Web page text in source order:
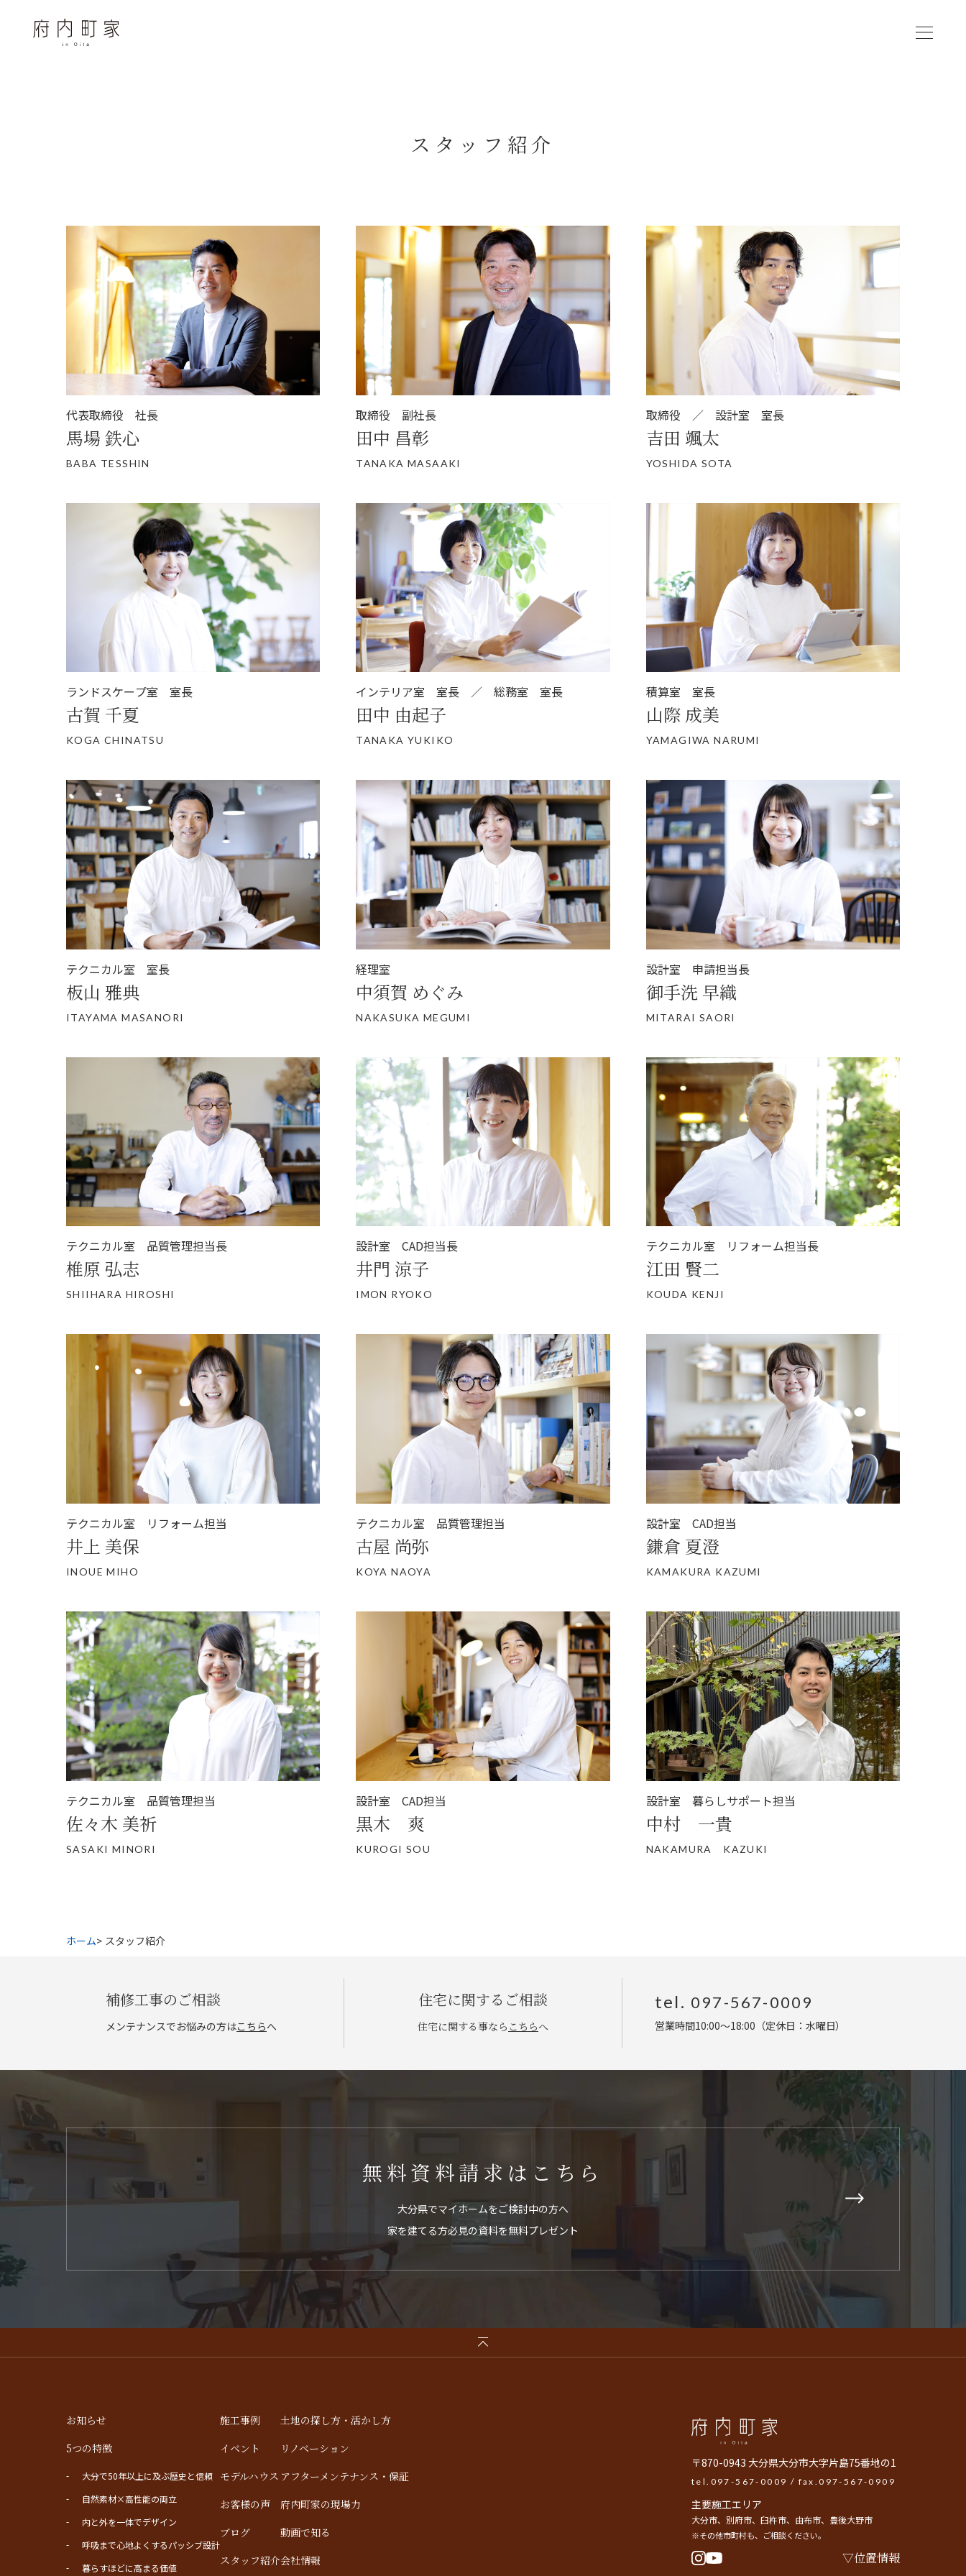
スタッフ紹介
代表取締役 社長
馬場 鉄心
BABA TESSHIN
取締役 副社長
田中 昌彰
TANAKA MASAAKI
取締役 ／ 設計室 室長
吉田 颯太
YOSHIDA SOTA
ランドスケープ室 室長
古賀 千夏
KOGA CHINATSU
インテリア室 室長 ／ 総務室 室長
田中 由起子
TANAKA YUKIKO
積算室 室長
山際 成美
YAMAGIWA NARUMI
テクニカル室 室長
板山 雅典
ITAYAMA MASANORI
経理室
中須賀 めぐみ
NAKASUKA MEGUMI
設計室 申請担当長
御手洗 早織
MITARAI SAORI
テクニカル室 品質管理担当長
椎原 弘志
SHIIHARA HIROSHI
設計室 CAD担当長
井門 涼子
IMON RYOKO
テクニカル室 リフォーム担当長
江田 賢二
KOUDA KENJI
テクニカル室 リフォーム担当
井上 美保
INOUE MIHO
テクニカル室 品質管理担当
古屋 尚弥
KOYA NAOYA
設計室 CAD担当
鎌倉 夏澄
KAMAKURA KAZUMI
テクニカル室 品質管理担当
佐々木 美祈
SASAKI MINORI
設計室 CAD担当
黒木 爽
KUROGI SOU
設計室 暮らしサポート担当
中村 一貴
NAKAMURA KAZUKI
ホーム スタッフ紹介
補修工事のご相談
メンテナンスでお悩みの方はこちらへ
住宅に関するご相談
住宅に関する事なら こちらへ
tel. 097-567-0009
営業時間10:00〜18:00（定休日：水曜日）
無料資料請求はこちら
大分県でマイホームをご検討中の方へ
家を建てる方必見の資料を無料プレゼント
お知らせ
5つの特徴
大分で50年以上に及ぶ歴史と信頼
自然素材×高性能の両立
内と外を一体でデザイン
呼吸まで心地よくするパッシブ設計
暮らすほどに高まる価値
施工事例
イベント
モデルハウス
お客様の声
ブログ
スタッフ紹介
土地の探し方・活かし方
リノベーション
アフターメンテナンス・保証
府内町家の現場力
動画で知る
会社情報
〒870-0943 大分県大分市大字片島75番地の1
tel. 097-567-0009 / fax.097-567-0909
主要施工エリア
大分市、別府市、臼杵市、由布市、豊後大野市
※その他市町村も、ご相談ください。
位置情報